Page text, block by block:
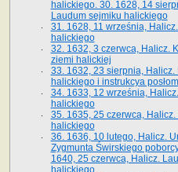
halickiego. 30. 1628, 14
Laudum sejmiku halickiego
31. 1628, 11 września,
halickiego
32. 1632, 3 czerwca, Halicz.
ziemi halickiej
33. 1632, 23 sierpnia, Halicz.
halickiego i instrukcya
34. 1633, 12 września,
halickiego
35. 1635, 25 czerwca,
halickiego
36. 1636, 10 lutego, Halicz.
Zygmunta Świrskiego
1640, 25 czerwca, Halicz.
halickiego